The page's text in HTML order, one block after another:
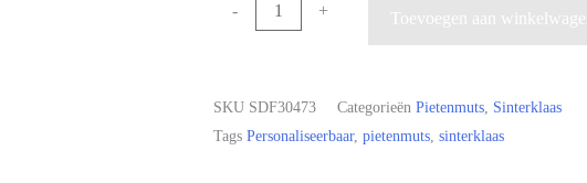
- + Toevoegen aan winkelwagen
SKU SDF30473 Categorieën Pietenmuts Sinterklaas
Tags Personaliseerbaar, pietenmuts sinterklaas